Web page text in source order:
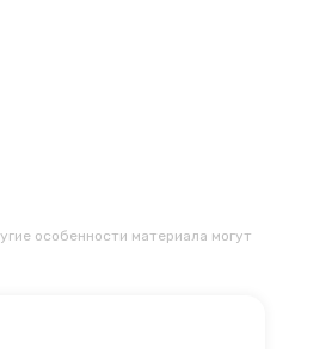
особенности материала могут